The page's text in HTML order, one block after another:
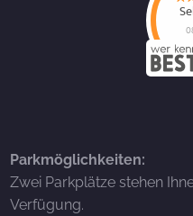
Parkmöglichkeiten:
Zwei Parkplätze stehen
Verfügung.